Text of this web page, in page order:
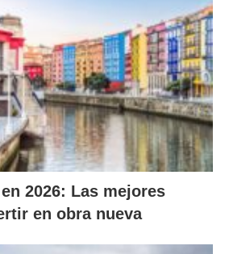
2026: Las mejores
en obra nueva